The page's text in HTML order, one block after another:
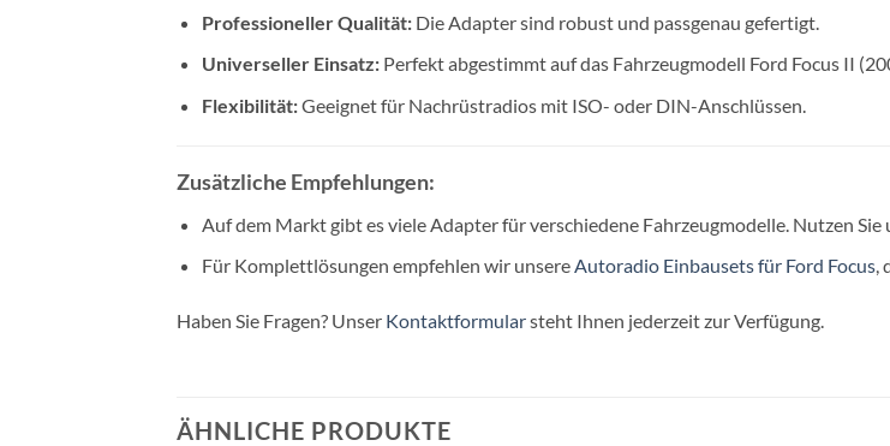
Professioneller Qualität:Die Adapter sind robust und passgenau gefertigt.
Universeller Einsatz:Perfekt abgestimmt auf das Fahrzeugmodell Ford Focus II
Flexibilität:Geeignet für Nachrüstradios mit ISO- oder DIN-Anschlüssen.
Zusätzliche Empfehlungen:
Auf dem Markt gibt es viele Adapter für verschiedene Fahrzeugmodelle. Nutzen Sie
Für Komplettlösungen empfehlen wir unsereAutoradio Einbausets für Ford Focus,
Haben Sie Fragen? Unser Kontaktformularsteht Ihnen jederzeit zur Verfügung.
ÄHNLICHE PRODUKTE